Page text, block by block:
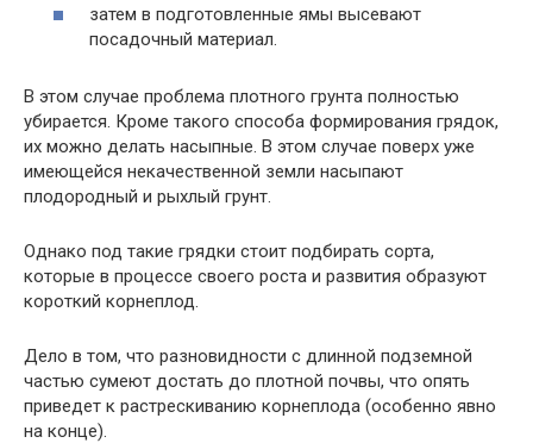
затем в подготовленные ямы высевают
посадочный материал.
В этом случае проблема плотного грунта полностью
убирается. Кроме такого способа формирования грядок,
их можно делать насыпные. В этом случае поверх уже
имеющейся некачественной земли насыпают
плодородный и рыхлый грунт.
Однако под такие грядки стоит подбирать сорта,
которые в процессе своего роста и развития образуют
короткий корнеплод.
Дело в том, что разновидности с длинной подземной
частью сумеют достать до плотной почвы, что опять
приведет к растрескиванию корнеплода (особенно явно
на конце).